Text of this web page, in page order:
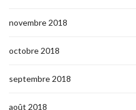
novembre 2018
octobre 2018
septembre 2018
août 2018